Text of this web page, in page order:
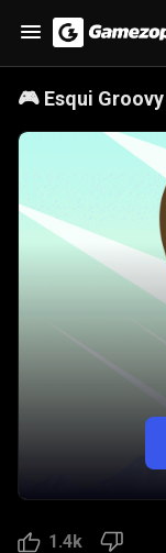
🎮 Esqui Groovy
1.4k